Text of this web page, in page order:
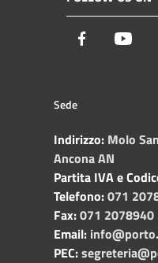
Facebook
Sede
Indirizzo: Molo
Ancona AN
Partita IVA e
Telefono:071
Fax:071 2078940
Email:
PEC: